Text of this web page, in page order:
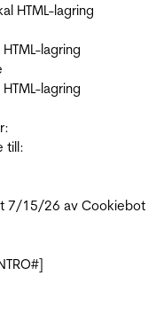
HTML-lagring
lagring
lagring
till:
7/15/26 av Cookiebot